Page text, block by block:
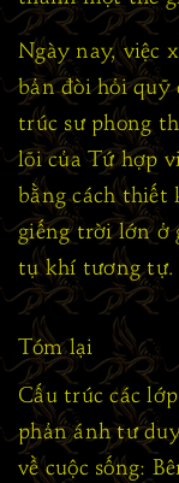
Ngày nay, việc
bản đòi hỏi
trúc sư phong
lõi của Tứ hợp
bằng cách thiết
giếng trời lớn ở
tụ khí tương tự.
Tóm lại
Cấu trúc các
phản ánh tư
về cuộc sống: